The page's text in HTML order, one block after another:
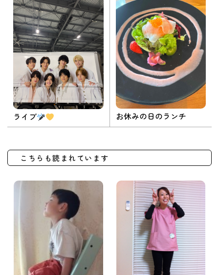
ライブ お休みの日のランチ
こちらも読まれています